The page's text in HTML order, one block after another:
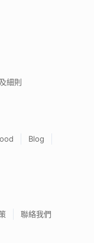
細則
Blog
聯絡我們